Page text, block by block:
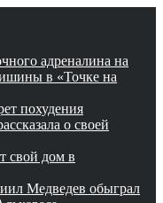
адреналина на
в «Точке на
похудения
о своей
свой дом в
Медведев обыграл